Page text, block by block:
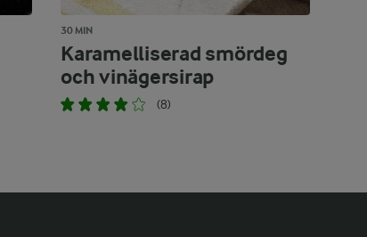
30 MIN
Karamelliserad smördeg
och vinägersirap
(8)